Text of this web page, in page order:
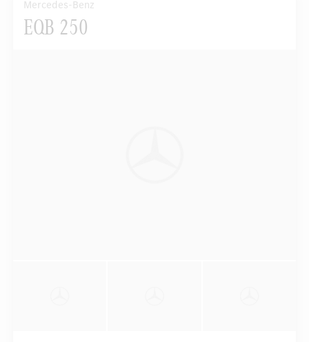
Mercedes-Benz
EQB 250